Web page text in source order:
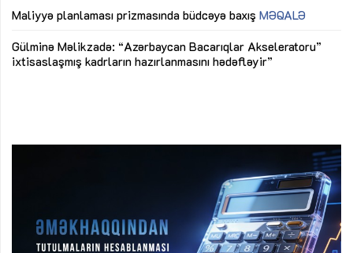
Maliyyə planlaması prizmasında büdcəyə baxış MƏQALƏ
Gülminə Məlikzadə: “Azərbaycan Bacarıqlar Akseleratoru”
ixtisaslaşmış kadrların hazırlanmasını hədəfləyir”